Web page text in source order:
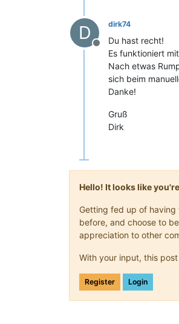
D
Offline
dirk74
Du hast recht!
Es funktioniert
Nach etwas
sich beim
Danke!
Gruß
Dirk
Hello! It looks like
Getting fed up of having
before, and choose to
appreciation to other
With your input, this
Register Login